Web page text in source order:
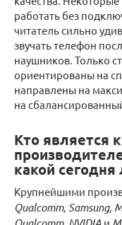
работать без
читатель сильно
звучать телефон
наушников. Только
ориентированы на
направлены на
на
Кто является
какой сегодня
Крупнейшими
Qualcomm, Samsung,
и